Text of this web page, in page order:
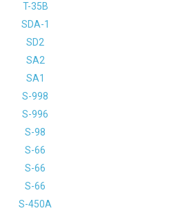
T-35B
SDA-1
SD2
SA2
SA1
S-998
S-996
S-98
S-66
S-66
S-66
S-450A